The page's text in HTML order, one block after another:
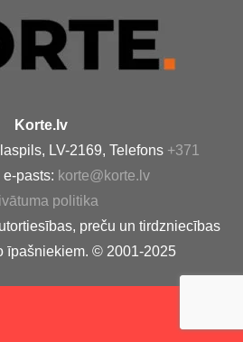
Korte.lv
LV-2169, Telefons +371
e-pasts: korte@korte.lv
politika
preču un tirdzniecības
īpašniekiem. © 2001-2025